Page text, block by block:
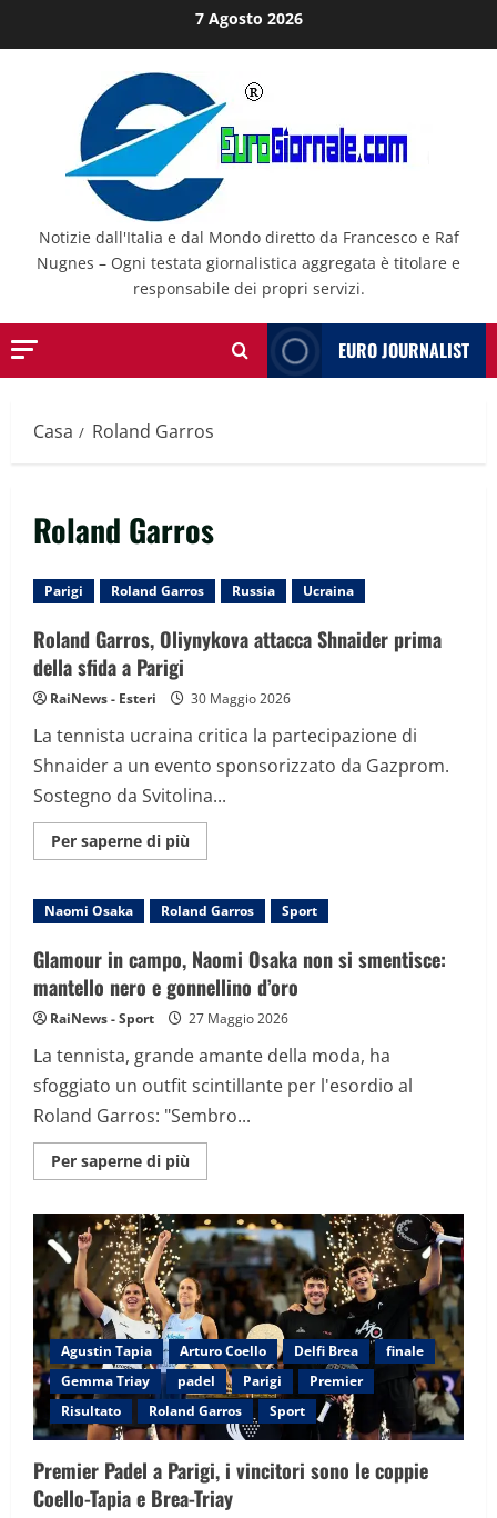
al
7 Agosto 2026
Notizie dall'Italia e dal Mondo diretto da Francesco e Raf
Nugnes – Ogni testata giornalistica aggregata è titolare e
responsabile dei propri servizi.
EURO JOURNALIST
Casa Roland Garros
Roland Garros
Parigi Roland Garros Russia Ucraina
Roland Garros, Oliynykova attacca Shnaider prima
della sfida a Parigi
RaiNews - Esteri 30 Maggio 2026
La tennista ucraina critica la partecipazione di
Shnaider a un evento sponsorizzato da Gazprom.
Sostegno da Svitolina...
Per saperne di più
informazioni
Garros,
Oliynykova
Shnaider
prima
della
sfida
a
Parigi
Naomi Osaka Roland Garros Sport
Glamour in campo, Naomi Osaka non si smentisce:
mantello nero e gonnellino d’oro
RaiNews - Sport 27 Maggio 2026
La tennista, grande amante della moda, ha
sfoggiato un outfit scintillante per l'esordio al
Roland Garros: "Sembro...
Per saperne di più
informazioni
in
campo,
Naomi
Osaka
non
si
smentisce:
mantello
nero
e
gonnellino
d’oro
Agustin Tapia Arturo Coello Delfi Brea
finale
Gemma Triay
padel Parigi
Premier
Risultato
Roland Garros Sport
Premier Padel a Parigi, i vincitori sono le coppie
Coello-Tapia e Brea-Triay